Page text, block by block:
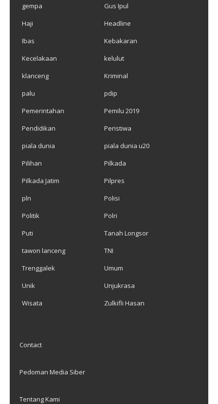
gempa
Gus Ipul
Haji
Headline
Ibas
Kebakaran
Kecelakaan
kelulut
klanceng
Kriminal
palu
pdip
Pemerintahan
Pemilu 2019
Pendidikan
Peristiwa
piala dunia
piala dunia u20
Pilihan
Pilkada
Pilkada Jatim
Pilpres
pln
Polisi
Politik
Polri
Puti
Tanah Longsor
tawon lanceng
TNI
Trenggalek
Umum
Unik
Unjukrasa
Wisata
Zulkifli Hasan
Contact
Pedoman Media Siber
Tentang Kami